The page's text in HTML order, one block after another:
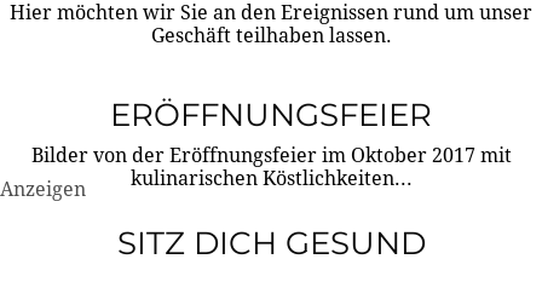
Hier möchten wir Sie an den Ereignissen rund um unser
Geschäft teilhaben lassen.
ERÖFFNUNGSFEIER
Bilder von der Eröffnungsfeier im Oktober 2017 mit
kulinarischen Köstlichkeiten...
Anzeigen
SITZ DICH GESUND